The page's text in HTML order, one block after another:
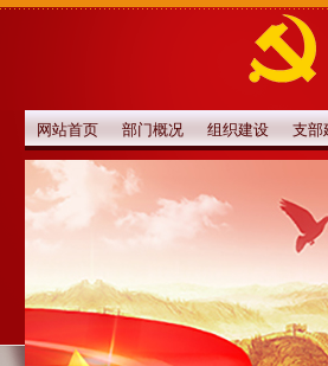
网站首页 部门概况 组织建设 支部